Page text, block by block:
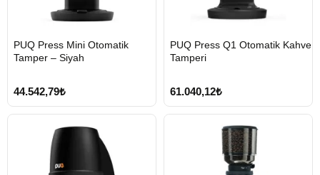
GÖNDERİ
PUQ Press Mini Otomatik
Tamper – Siyah
44.542,79₺
GÖNDERİ
PUQ Press Q1 Otomatik Kahve
Tamperi
61.040,12₺